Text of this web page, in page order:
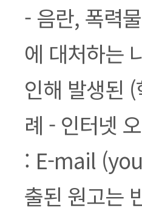
- 음란, 폭력
에 대처하는
인해 발생된
례 - 인터넷
: E-mail
출된 원고는